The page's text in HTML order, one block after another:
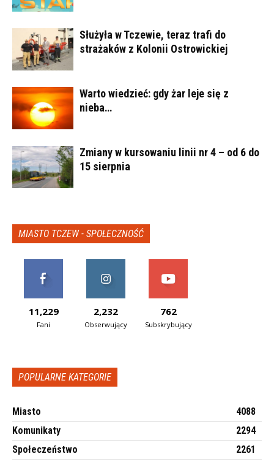
Służyła w Tczewie, teraz trafi do
strażaków z Kolonii Ostrowickiej
Warto wiedzieć: gdy żar leje się z
nieba…
Zmiany w kursowaniu linii nr 4 – od 6 do
15 sierpnia
MIASTO TCZEW - SPOŁECZNOŚĆ
11,229
Fani
2,232
Obserwujący
762
Subskrybujący
POPULARNE KATEGORIE
Miasto
4088
Komunikaty
2294
Społeczeństwo
2261